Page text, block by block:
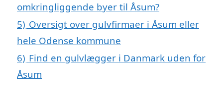
omkringliggende byer til Åsum?
5) Oversigt over gulvfirmaer i Åsum eller
hele Odense kommune
6) Find en gulvlægger i Danmark uden for
Åsum